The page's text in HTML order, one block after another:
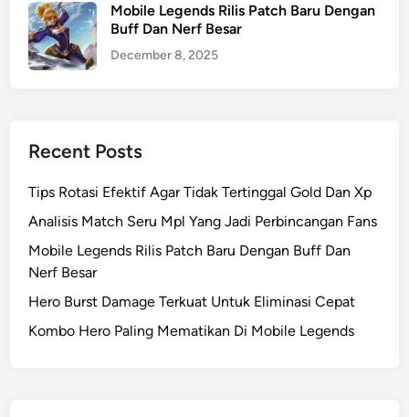
Mobile Legends Rilis Patch Baru Dengan
Buff Dan Nerf Besar
December 8, 2025
Recent Posts
Tips Rotasi Efektif Agar Tidak Tertinggal Gold Dan Xp
Analisis Match Seru Mpl Yang Jadi Perbincangan Fans
Mobile Legends Rilis Patch Baru Dengan Buff Dan
Nerf Besar
Hero Burst Damage Terkuat Untuk Eliminasi Cepat
Kombo Hero Paling Mematikan Di Mobile Legends